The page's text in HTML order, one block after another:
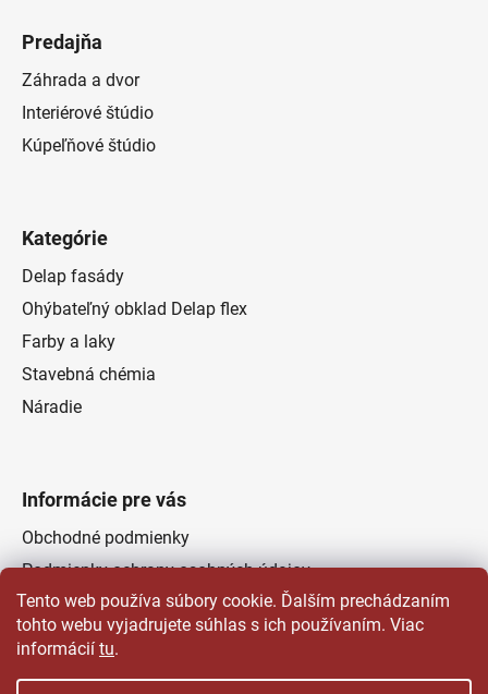
Tento web používa súbory cookie. Ďalším prechádzaním
tohto webu vyjadrujete súhlas s ich používaním. Viac
informácií tu.
Predajňa
Záhrada a dvor
Interiérové štúdio
Kúpeľňové štúdio
Kategórie
Delap fasády
Ohýbateľný obklad Delap flex
Farby a laky
Stavebná chémia
Náradie
Informácie pre vás
Obchodné podmienky
Podmienky ochrany osobných údajov
Odstúpenie od zmluvy
Kontakty